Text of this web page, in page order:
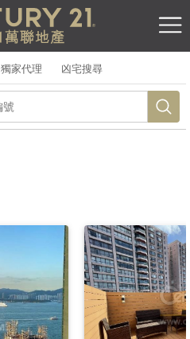
獨家代理 凶宅搜尋